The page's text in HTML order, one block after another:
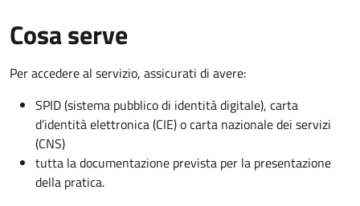
Cosa serve
Per accedere al servizio, assicurati di avere:
SPID (sistema pubblico di identità digitale), carta
d’identità elettronica (CIE) o carta nazionale dei servizi
(CNS)
tutta la documentazione prevista per la presentazione
della pratica.